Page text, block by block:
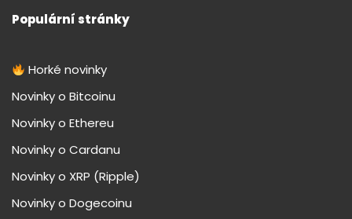
Populární stránky
Horké novinky
Novinky o Bitcoinu
Novinky o Ethereu
Novinky o Cardanu
Novinky o XRP (Ripple)
Novinky o Dogecoinu